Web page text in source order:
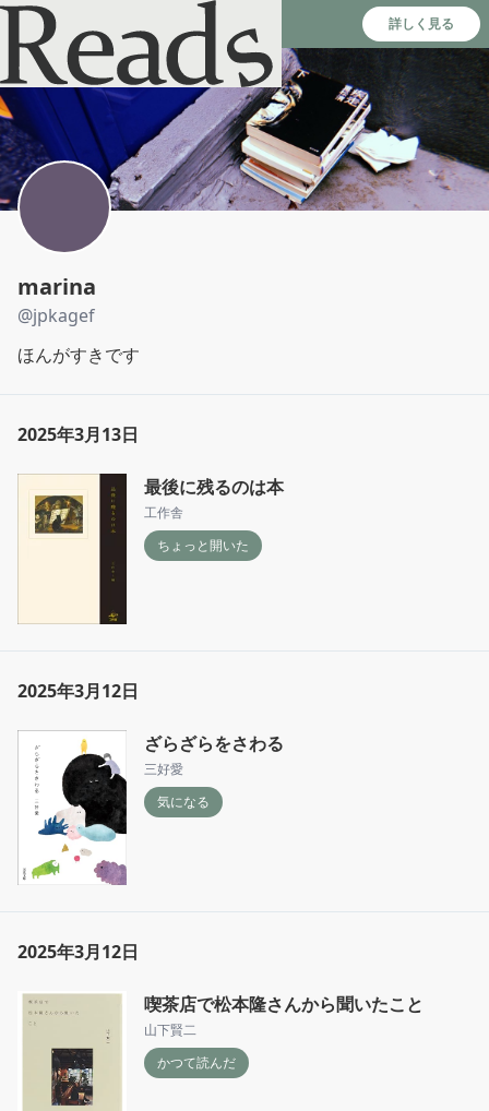
Reads - 読書のSNS＆記録アプリ 詳しく見る
marina
@jpkagef
ほんがすきです
2025年3月13日
最後に残るのは本
工作舎
ちょっと開いた
2025年3月12日
ざらざらをさわる
三好愛
気になる
2025年3月12日
喫茶店で松本隆さんから聞いたこと
山下賢二
かつて読んだ